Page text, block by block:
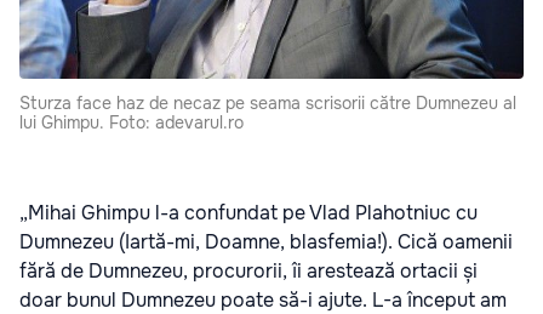
Sturza face haz de necaz pe seama scrisorii către Dumnezeu al
lui Ghimpu. Foto: adevarul.ro
„Mihai Ghimpu l-a confundat pe Vlad Plahotniuc cu
Dumnezeu (Iartă-mi, Doamne, blasfemia!). Cică oamenii
fără de Dumnezeu, procurorii, îi arestează ortacii și
doar bunul Dumnezeu poate să-i ajute. L-a început am